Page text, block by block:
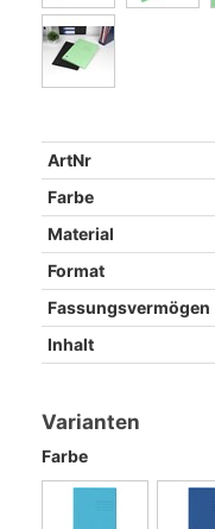
ArtNr
Farbe
Material
Format
Fassungsvermögen
Inhalt
Varianten
Farbe